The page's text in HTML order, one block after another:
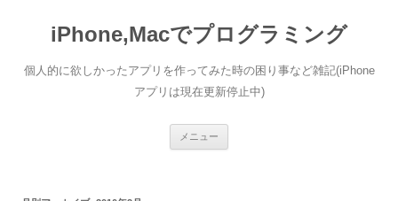
へ
ス
iPhone,Macでプログラミング
個人的に欲しかったアプリを作ってみた時の困り事など雑記(iPhone
アプリは現在更新停止中)
メニュー